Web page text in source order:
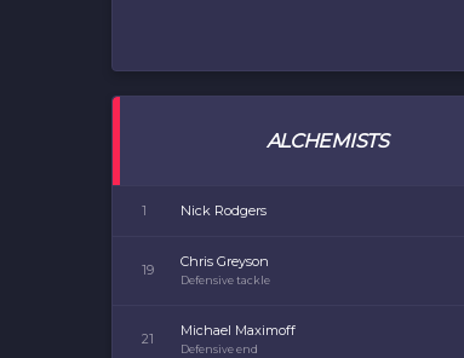
ALCHEMISTS
1 Nick Rodgers
19 Chris Greyson
Defensive tackle
21 Michael Maximoff
Defensive end